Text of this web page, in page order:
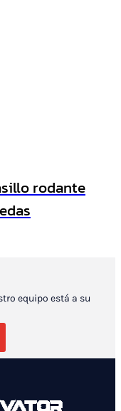
rodante
equipo está a su